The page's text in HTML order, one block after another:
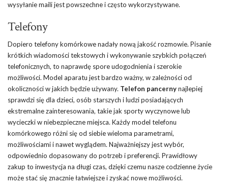
wysyłanie maili jest powszechne i często wykorzystywane.
Telefony
Dopiero telefony komórkowe nadały nową jakość rozmowie. Pisanie
krótkich wiadomości tekstowych i wykonywanie szybkich połączeń
telefonicznych, to naprawdę spore udogodnienia i szerokie
możliwości. Model aparatu jest bardzo ważny, w zależności od
okoliczności w jakich będzie używany. Telefon pancernynajlepiej
sprawdzi się dla dzieci, osób starszych i ludzi posiadających
ekstremalne zainteresowania, takie jak sporty wyczynowe lub
wycieczki w niebezpieczne miejsca. Każdy model telefonu
komórkowego różni się od siebie wieloma parametrami,
możliwościami i nawet wyglądem. Najważniejszy jest wybór,
odpowiednio dopasowany do potrzeb i preferencji. Prawidłowy
zakup to inwestycja na długi czas, dzięki czemu nasze codzienne życie
może stać się znacznie łatwiejsze i zyskać nowe możliwości.